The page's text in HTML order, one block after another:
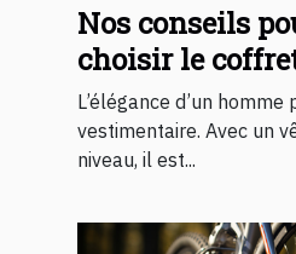
Nos conseils
choisir le
pour homme
L’élégance d’un
vestimentaire. Avec un
niveau, il est...